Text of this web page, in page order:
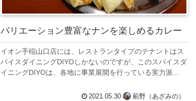
バリエーション豊富なナンを楽しめるカレー
イオン手稲山口店には、レストランタイプのテナントはス
パイスダイニングDIYOしかないのですが、このスパイスダ
イニングDIYOは、各地に事業展開を行っている実力派...
2021.05.30 薊野（あざみの）